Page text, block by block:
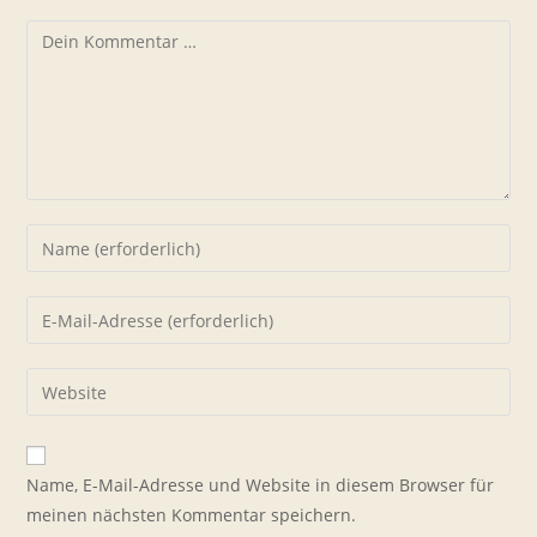
Kommentar
Gib
oder
zum
ein
Gib
Mail-
zum
Kommentieren
ein
Gib
Website-
URL
Name, E-Mail-Adresse und Website in diesem Browser für
meinen nächsten Kommentar speichern.